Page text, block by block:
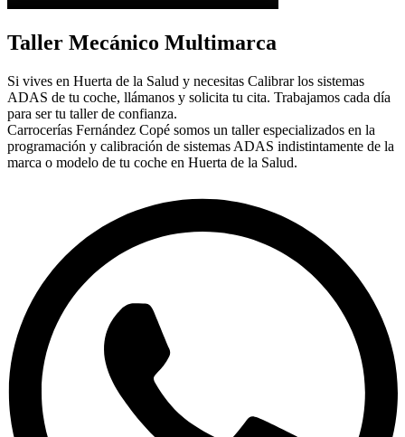
Taller Mecánico Multimarca
Si vives en Huerta de la Salud y necesitas Calibrar los sistemas
ADAS de tu coche, llámanos y solicita tu cita. Trabajamos cada día
para ser tu taller de confianza.
Carrocerías Fernández Copé somos un taller especializados en la
programación y calibración de sistemas ADAS indistintamente de la
marca o modelo de tu coche en Huerta de la Salud.